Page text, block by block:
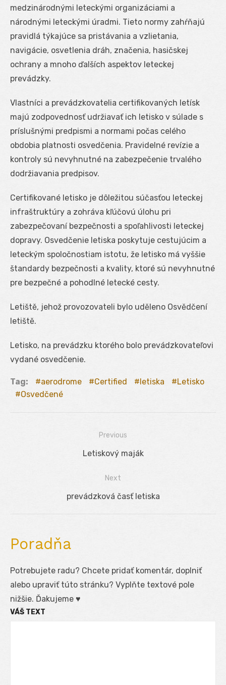
medzinárodnými leteckými organizáciami a
národnými leteckými úradmi. Tieto normy zahŕňajú
pravidlá týkajúce sa pristávania a vzlietania,
navigácie, osvetlenia dráh, značenia, hasičskej
ochrany a mnoho ďalších aspektov leteckej
prevádzky.
Vlastníci a prevádzkovatelia certifikovaných letísk
majú zodpovednosť udržiavať ich letisko v súlade s
príslušnými predpismi a normami počas celého
obdobia platnosti osvedčenia. Pravidelné revízie a
kontroly sú nevyhnutné na zabezpečenie trvalého
dodržiavania predpisov.
Certifikované letisko je dôležitou súčasťou leteckej
infraštruktúry a zohráva kľúčovú úlohu pri
zabezpečovaní bezpečnosti a spoľahlivosti leteckej
dopravy. Osvedčenie letiska poskytuje cestujúcim a
leteckým spoločnostiam istotu, že letisko má vyššie
štandardy bezpečnosti a kvality, ktoré sú nevyhnutné
pre bezpečné a pohodlné letecké cesty.
Letiště, jehož provozovateli bylo uděleno Osvědčení
letiště.
Letisko, na prevádzku ktorého bolo prevádzkovateľovi
vydané osvedčenie.
Tag: aerodrome Certified letiska
Letisko
Osvedčené
Previous
Previous
Letiskový maják
Next
Next
prevádzková časť letiska
Poradňa
Potrebujete radu? Chcete pridať komentár, doplniť
alebo upraviť túto stránku? Vyplňte textové pole
nižšie. Ďakujeme ♥
VÁŠ TEXT